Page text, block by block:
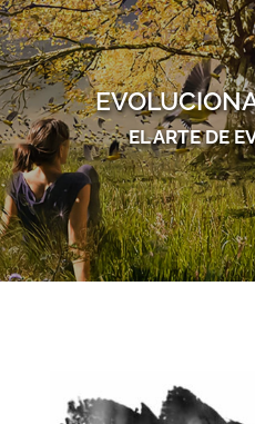
EL ARTE DE